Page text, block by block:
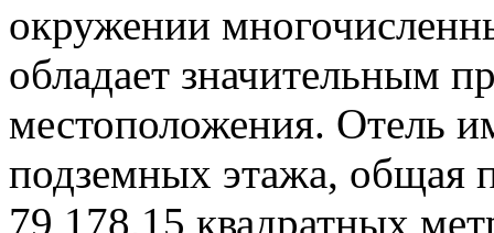
окружении
обладает значительным
местоположения. Отель
подземных этажа, общая
79 178,15 квадратных